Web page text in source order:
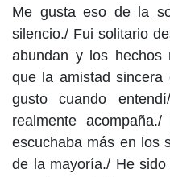
Me gusta eso de la
silencio./ Fui solitario
abundan y los
que la amistad
gusto cuando
realmente
escuchaba más en los
de la mayoría./ He